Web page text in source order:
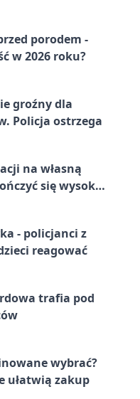
porodem -
w 2026 roku?
groźny dla
Policja ostrzega
na własną
się wysoką
- policjanci z
reagować
trafia pod
wybrać?
ułatwią zakup